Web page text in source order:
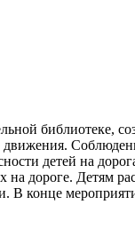
библиотеке,
детей на
дороге. Детям
В конце